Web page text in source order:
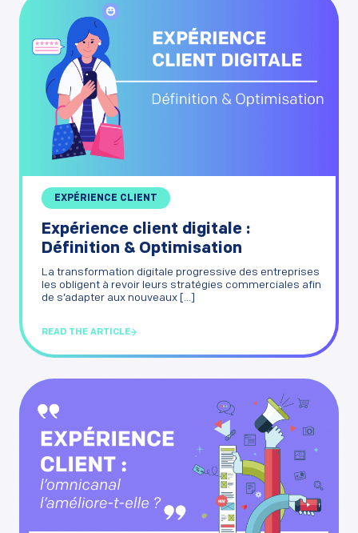
EXPÉRIENCE CLIENT
Expérience client digitale :
Définition & Optimisation
La transformation digitale progressive des entreprises
les obligent à revoir leurs stratégies commerciales afin
de s’adapter aux nouveaux [...]
READ THE ARTICLE